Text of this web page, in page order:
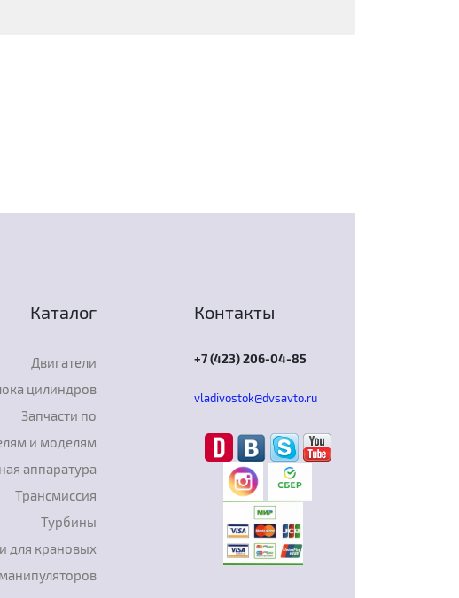
Каталог
Двигатели
цилиндров
Запчасти по
и моделям
аппаратура
Трансмиссия
Турбины
для крановых
Контакты
+7 (423) 206-04-85
vladivostok@dvsavto.ru